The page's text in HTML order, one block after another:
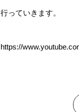
行っていきます。
https://